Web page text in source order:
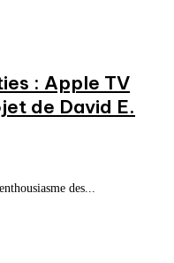
: Apple TV
de David E.
des...